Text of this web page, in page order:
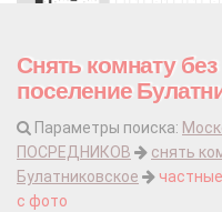
Снять комнату
поселение
Параметры поиска:
ПОСРЕДНИКОВ
снять
Булатниковское
с фото